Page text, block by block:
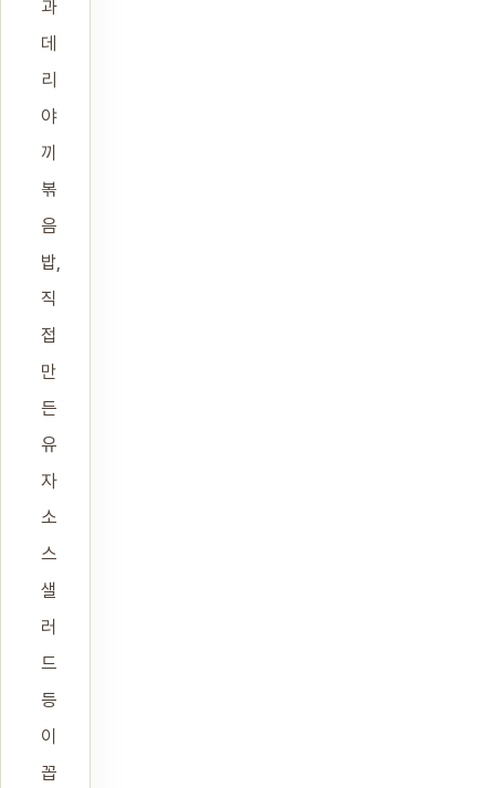
과
데
리
야
끼
볶
음
밥,
직
접
만
든
유
자
소
스
샐
러
드
등
이
꼽